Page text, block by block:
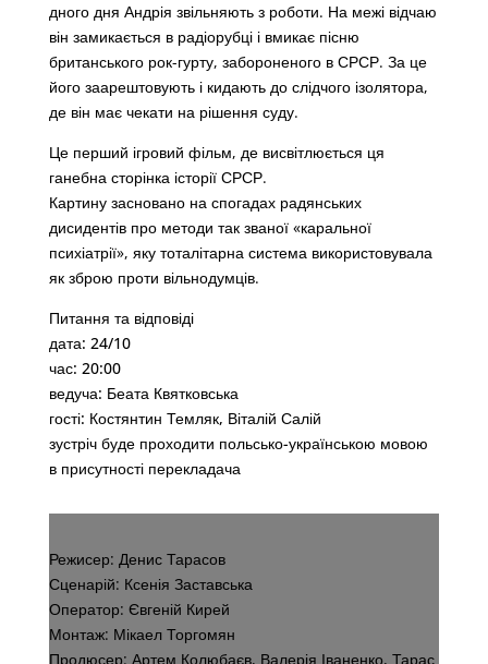
дного дня Андрія звільняють з роботи. На межі відчаю
він замикається в радіорубці і вмикає пісню
британського рок-гурту, забороненого в СРСР. За це
його заарештовують і кидають до слідчого ізолятора,
де він має чекати на рішення суду.
Це перший ігровий фільм, де висвітлюється ця
ганебна сторінка історії СРСР.
Картину засновано на спогадах радянських
дисидентів про методи так званої «каральної
психіатрії», яку тоталітарна система використовувала
як зброю проти вільнодумців.
Питання та відповіді
дата: 24/10
час: 20:00
ведуча: Беата Квятковська
гості: Костянтин Темляк, Віталій Салій
зустріч буде проходити польсько-українською мовою
в присутності перекладача
Режисер: Денис Тарасов
Сценарій: Ксенія Заставська
Оператор: Євгеній Кирей
Монтаж: Мікаел Торгомян
Продюсер: Артем Колюбаєв, Валерія Іваненко, Тарас